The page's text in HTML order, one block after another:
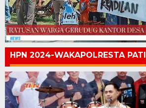
HPN 2024-WAKAPOLRESTA PATI